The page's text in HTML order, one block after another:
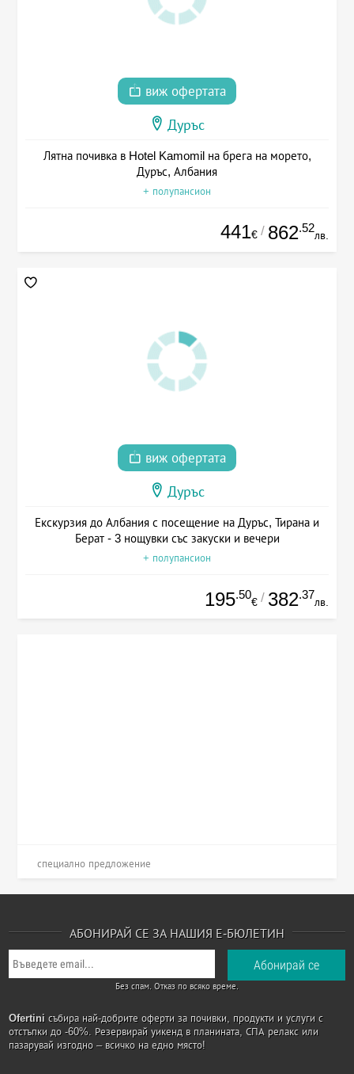
виж офертата
Дуръс
Лятна почивка в Hotel Kamomil на брега на морето,
Дуръс, Албания
+ полупансион
441€ / 862.52
лв.
виж офертата
Дуръс
Екскурзия до Албания с посещение на Дуръс, Тирана и
Берат - 3 нощувки със закуски и вечери
+ полупансион
195.50
€ / 382.37
лв.
специално предложение
АБОНИРАЙ СЕ ЗА НАШИЯ Е-БЮЛЕТИН
Без спам. Отказ по всяко време.
Ofertini събира най-добрите оферти за почивки, продукти и услуги с
отстъпки до -60%. Резервирай уикенд в планината, СПА релакс или
пазарувай изгодно – всичко на едно място!